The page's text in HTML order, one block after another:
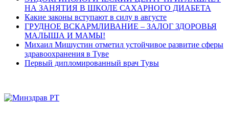
НА ЗАНЯТИЯ В ШКОЛЕ САХАРНОГО ДИАБЕТА
Какие законы вступают в силу в августе
ГРУДНОЕ ВСКАРМЛИВАНИЕ – ЗАЛОГ ЗДОРОВЬЯ
МАЛЫША И МАМЫ!
Михаил Мишустин отметил устойчивое развитие сферы
здравоохранения в Туве
Первый дипломированный врач Тувы